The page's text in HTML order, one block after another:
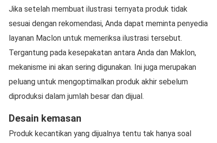
Jika setelah membuat ilustrasi ternyata produk tidak
sesuai dengan rekomendasi, Anda dapat meminta penyedia
layanan Maclon untuk memeriksa ilustrasi tersebut.
Tergantung pada kesepakatan antara Anda dan Maklon,
mekanisme ini akan sering digunakan. Ini juga merupakan
peluang untuk mengoptimalkan produk akhir sebelum
diproduksi dalam jumlah besar dan dijual.
Desain kemasan
Produk kecantikan yang dijualnya tentu tak hanya soal